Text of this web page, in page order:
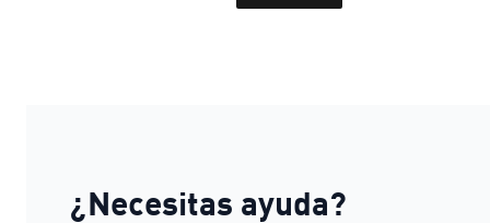
¿Necesitas ayuda?